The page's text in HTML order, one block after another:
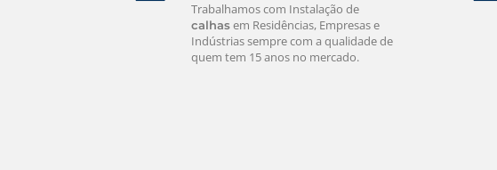
Trabalhamos com Instalação de
calhasem Residências, Empresas e
Indústrias sempre com a qualidade de
quem tem 15 anos no mercado.